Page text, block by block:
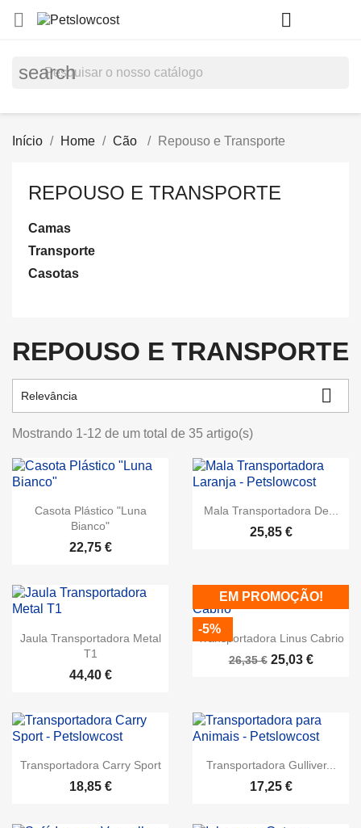
 
search
Início Home Cão Repouso e Transporte
REPOUSO E TRANSPORTE
Camas
Transporte
Casotas
REPOUSO E TRANSPORTE
Relevância 
Mostrando 1-12 de um total de 35 artigo(s)
Casota Plástico "Luna
Bianco"
22,75 €
Mala Transportadora De...
25,85 €
Jaula Transportadora Metal
T1
44,40 €
Transportadora Linus Cabrio
26,35 € 25,03 €
EM PROMOÇÃO!
-5%
Transportadora Carry Sport
18,85 €
Transportadora Gulliver...
17,25 €